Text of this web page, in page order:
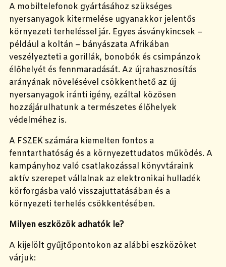
A mobiltelefonok gyártásához szükséges
nyersanyagok kitermelése ugyanakkor jelentős
környezeti terheléssel jár. Egyes ásványkincsek –
például a koltán – bányászata Afrikában
veszélyezteti a gorillák, bonobók és csimpánzok
élőhelyét és fennmaradását. Az újrahasznosítás
arányának növelésével csökkenthető az új
nyersanyagok iránti igény, ezáltal közösen
hozzájárulhatunk a természetes élőhelyek
védelméhez is.
A FSZEK számára kiemelten fontos a
fenntarthatóság és a környezettudatos működés. A
kampányhoz való csatlakozással könyvtáraink
aktív szerepet vállalnak az elektronikai hulladék
körforgásba való visszajuttatásában és a
környezeti terhelés csökkentésében.
Milyen eszközök adhatók le?
A kijelölt gyűjtőpontokon az alábbi eszközöket
várjuk: